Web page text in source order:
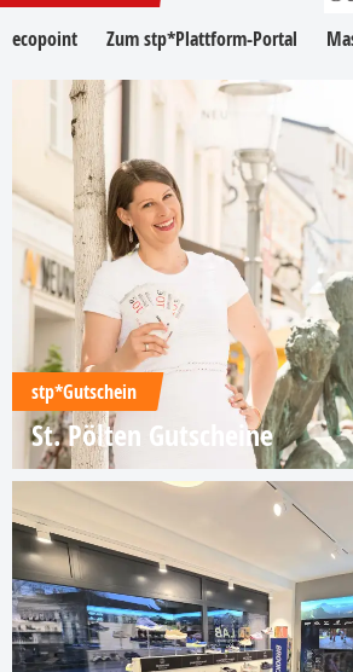
ecopoint Zum stp*Plattform-Portal
stp*Gutschein
St. Pölten Gutscheine